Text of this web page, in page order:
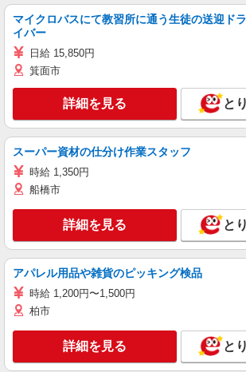
マイクロバスにて教習所に通う生徒の送迎ドラ
イバー
日給 15,850円
箕面市
詳細を見る と
スーパー資材の仕分け作業スタッフ
時給 1,350円
船橋市
詳細を見る と
アパレル用品や雑貨のピッキング検品
時給 1,200円〜1,500円
柏市
詳細を見る と